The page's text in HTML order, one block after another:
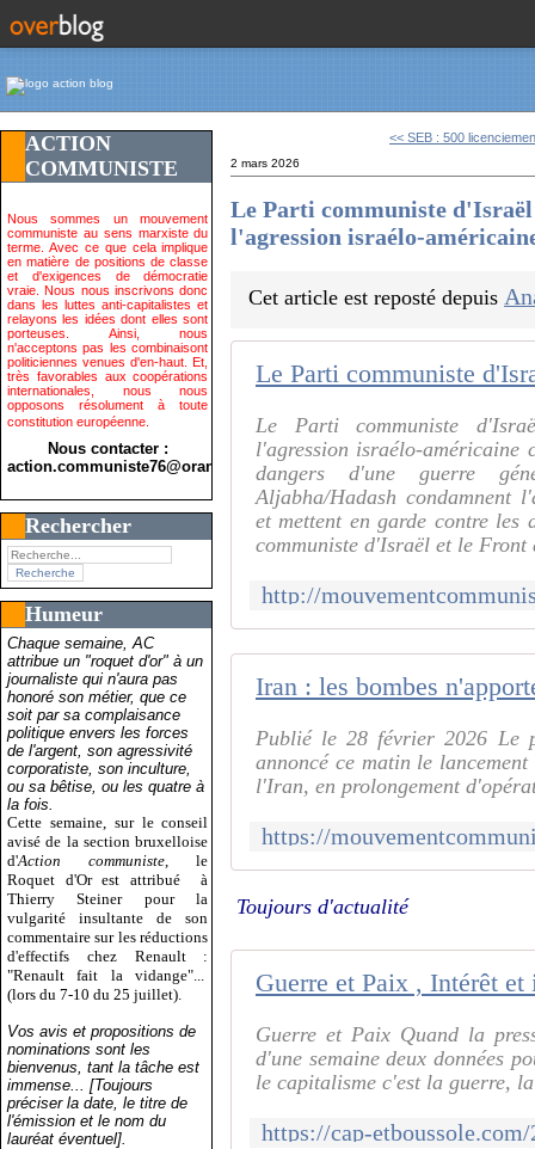
ACTION
COMMUNISTE
Nous sommes un mouvement
communiste au sens marxiste du
terme. Avec ce que cela implique
en matière de positions de classe
et d'exigences de démocratie
vraie. Nous nous inscrivons donc
dans les luttes anti-capitalistes et
relayons les idées dont elles sont
porteuses. Ainsi, nous
n'acceptons pas les combinaisont
politiciennes venues d'en-haut. Et,
très favorables aux coopérations
internationales, nous nous
opposons résolument à toute
constitution européenne.
Nous contacter :
action.communiste76@orange.fr>
Rechercher
Humeur
Chaque semaine, AC
attribue un "roquet d'or" à un
journaliste qui n'aura pas
honoré son métier, que ce
soit par sa complaisance
politique envers les forces
de l'argent, son agressivité
corporatiste, son inculture,
ou sa bêtise, ou les quatre à
la fois.
Cette semaine, sur le conseil
avisé de la section bruxelloise
d'Action communiste , le
Roquet d'Or est attribué
à
Thierry Steiner pour la
vulgarité insultante de son
commentaire sur les réductions
d'effectifs chez Renault :
"Renault fait la vidange"...
(lors du 7-10 du 25 juillet).
Vos avis et propositions de
nominations sont les
bienvenus, tant la tâche est
immense... [Toujours
préciser la date, le titre de
l'émission et le nom du
lauréat éventuel].
<< SEB : 500
2 mars 2026
Le Parti communiste
l'agression israélo-
Cet article est reposté depuis
Le Parti communiste
l'agression israélo-américaine
dangers d'une guerre
Aljabha/Hadash condamnent
et mettent en garde contre les
communiste d'Israël et le Front
Publié le 28 février 2026 Le
annoncé ce matin le
l'Iran, en prolongement
Toujours d'actualité
Guerre et Paix Quand la
d'une semaine deux données
le capitalisme c'est la guerre,